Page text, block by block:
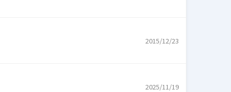
2015/12/23
2025/11/19